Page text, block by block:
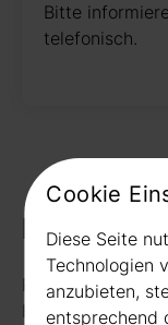
Bitte
telefonisch.
Kontakt
Rudat GmbH
Borussiastr. 26
Cookie
Diese Seite
Technologien
anzubieten,
entsprechend